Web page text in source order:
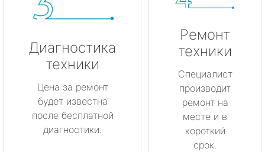
Диагностика
техники
Цена за ремонт
будет известна
после бесплатной
диагностики.
Ремонт
техники
Специалист
производит
ремонт на
месте и в
короткий
срок.